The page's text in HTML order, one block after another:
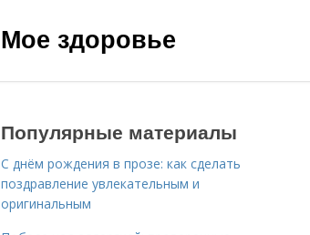
Мое здоровье
Популярные материалы
С днём рождения в прозе: как сделать
поздравление увлекательным и
оригинальным